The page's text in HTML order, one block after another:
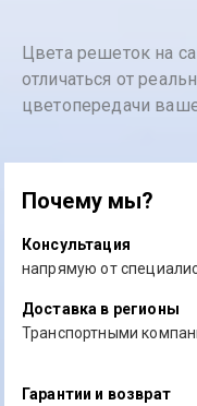
Цвета решеток на
отличаться от
цветопередачи
Почему мы?
Консультация
напрямую от
Доставка в регионы
Транспортными
Гарантии и возврат